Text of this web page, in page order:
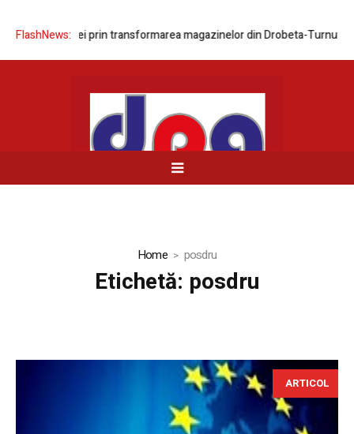
FlashNews:
rețelei prin transformarea magazinelor din Drobeta-Turnu Severin
Home posdru
Etichetă: posdru
ARTICOL